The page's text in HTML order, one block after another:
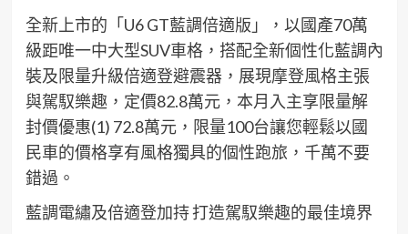
全新上市的「U6GT藍調倍適版 」 ， 以國產70萬
級距唯一中大型SUV車格，搭配全新個性化藍調內
裝及限量升級倍適登避震器，展現摩登風格主張
與駕馭樂趣， 定價82.8萬元，本月入主享限量解
封價優惠(1) 72.8萬元， 限量100台讓您輕鬆以國
民車的價格享有風格獨具的個性跑旅 ，千萬不要
錯過 。
藍調電繡及倍適登加持打造駕馭樂趣的最佳境界